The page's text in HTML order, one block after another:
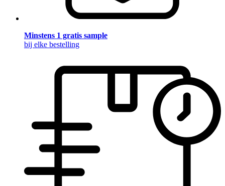
Minstens 1 gratis sample
bij elke bestelling